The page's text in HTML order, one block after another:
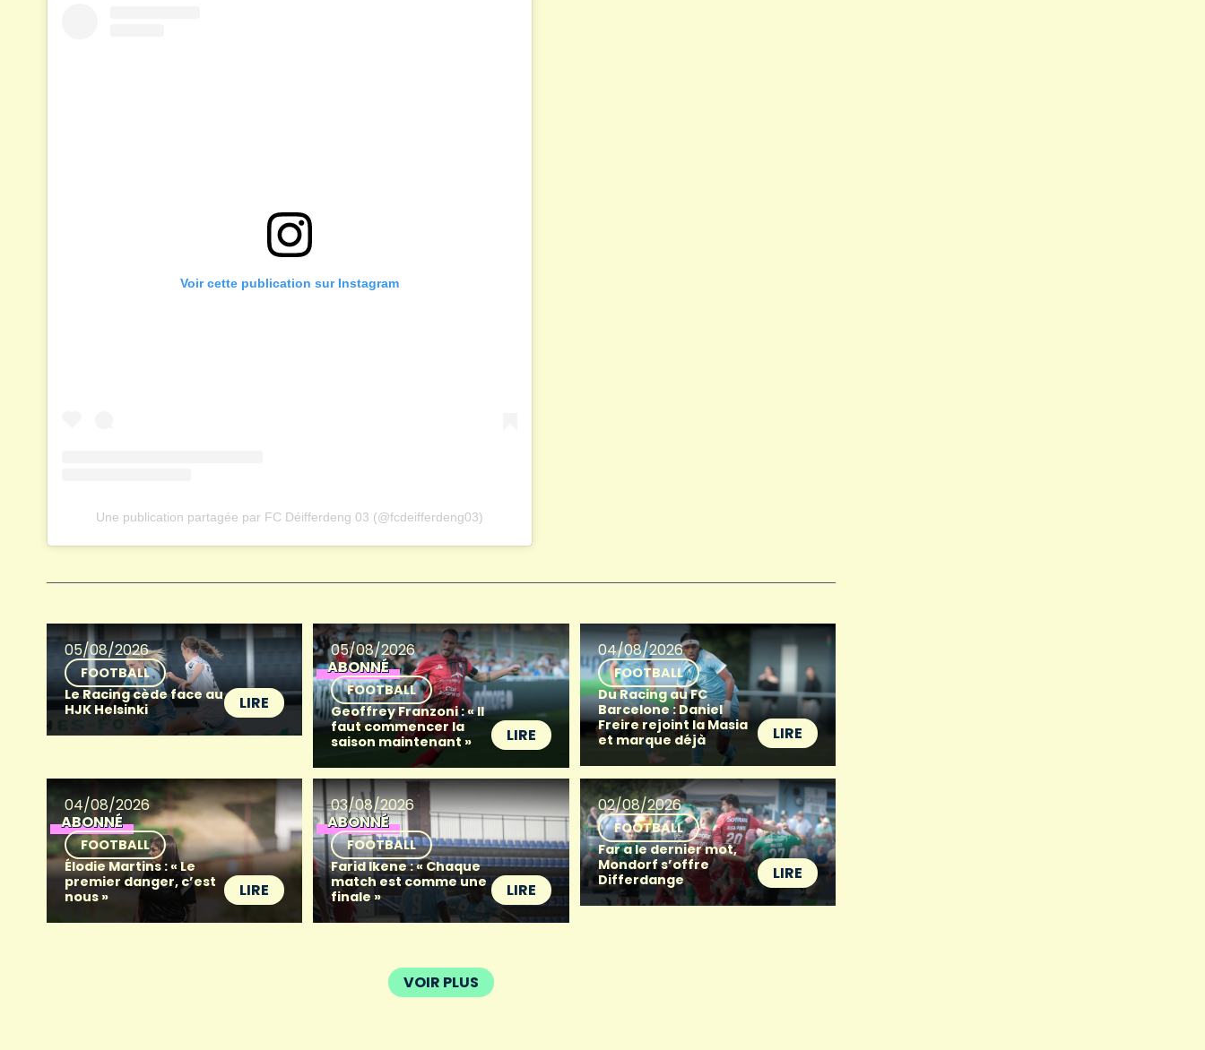
Voir cette publication sur Instagram
Une publication partagée par FC Déifferdeng 03 (@fcdeifferdeng03)
05/08/2026
FOOTBALL
Le Racing cède face au
HJK Helsinki
LIRE
05/08/2026
ABONNÉ
FOOTBALL
Geoffrey Franzoni : « Il
faut commencer la
saison maintenant »
LIRE
04/08/2026
FOOTBALL
Du Racing au FC
Barcelone : Daniel
Freire rejoint la Masia
et marque déjà
LIRE
04/08/2026
ABONNÉ
FOOTBALL
Élodie Martins : « Le
premier danger, c’est
nous »
LIRE
03/08/2026
ABONNÉ
FOOTBALL
Farid Ikene : « Chaque
match est comme une
finale »
LIRE
02/08/2026
FOOTBALL
Far a le dernier mot,
Mondorf s’offre
Differdange
LIRE
VOIR PLUS